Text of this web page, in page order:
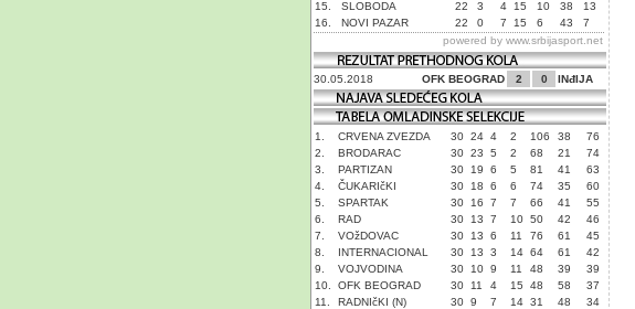
15.
SLOBODA 22 3 4 15 10 38
13
16.
NOVI PAZAR 22 0 7 15 6 43
7
powered by www.srbijasport.net
30.05.2018 OFK BEOGRAD 2 0 INđIJA
1. CRVENA ZVEZDA 30 24 4 2 106 38
76
2.
BRODARAC 30 23 5 2 68 21
74
3.
PARTIZAN 30 19 6 5 81 41
63
4.
ČUKARIčKI 30 18 6 6 74 35
60
5.
SPARTAK 30 16 7 7 66 41
55
6.
RAD 30 13 7 10 50 42
46
7.
VOžDOVAC 30 13 6 11 76 61
45
8.
INTERNACIONAL 30 13 3 14 64 61
42
9.
VOJVODINA 30 10 9 11 48 39
39
10.
OFK BEOGRAD 30 11 4 15 48 58
37
11.
RADNIčKI (N) 30 9 7 14 31 48
34